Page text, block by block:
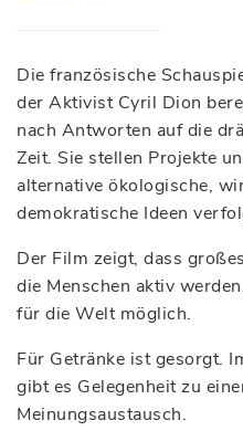
Die französische
der Aktivist Cyril Dion
nach Antworten auf die
Zeit. Sie stellen Projekte
alternative ökologische,
demokratische Ideen
Der Film zeigt, dass
die Menschen aktiv
für die Welt möglich.
Für Getränke ist gesorgt.
gibt es Gelegenheit zu
Meinungsaustausch.